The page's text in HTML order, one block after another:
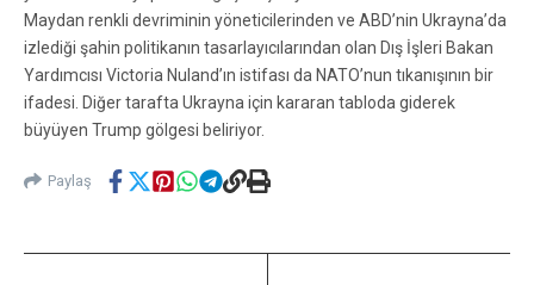
Maydan renkli devriminin yöneticilerinden ve ABD’nin Ukrayna’da
izlediği şahin politikanın tasarlayıcılarından olan Dış İşleri Bakan
Yardımcısı Victoria Nuland’ın istifası da NATO’nun tıkanışının bir
ifadesi. Diğer tarafta Ukrayna için kararan tabloda giderek
büyüyen Trump gölgesi beliriyor.
Paylaş